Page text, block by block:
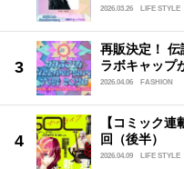
2026.03.26 LIFE STYLE
再販決定！
ラボキャッ
2026.04.06 FASHION
【コミック
回（後半）
2026.04.09 LIFE STYLE